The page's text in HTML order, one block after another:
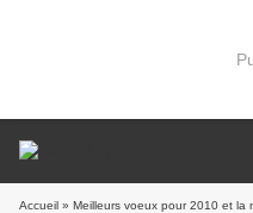
Accueil » Meilleurs voeux pour 2010 et la